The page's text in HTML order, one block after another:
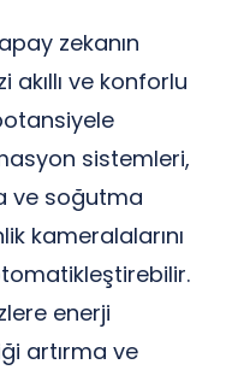
zekanın
ve konforlu
sistemleri,
ve soğutma
kameralalarını
enerji
artırma ve